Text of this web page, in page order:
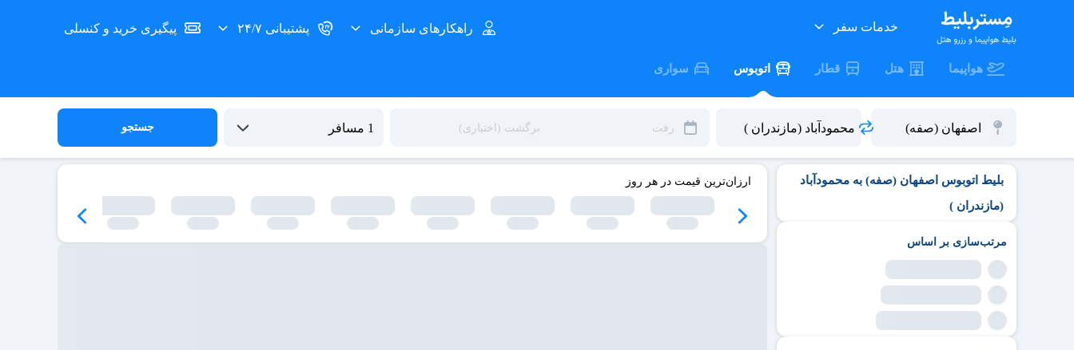
خدمات سفر راهکارهای سازمانی پشتیبانی ۲۴/۷ پیگیری خرید و کنسلی
هواپیما هتل قطار اتوبوس سواری
جستجو
بلیط اتوبوس اصفهان (صفه) به محمودآباد
(مازندران )
مرتب‌سازی بر اساس
ارزان‌ترین قیمت در هر روز